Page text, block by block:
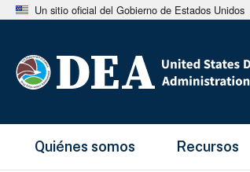
Un sitio oficial del Gobierno de Estados Unidos
Main Menu
Quiénes somos Recursos